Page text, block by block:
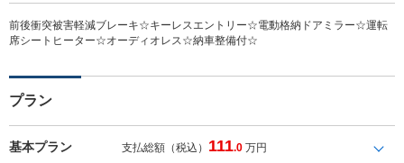
前後衝突被害軽減ブレーキ☆キーレスエントリー☆電動格納ドアミラー☆運転
席シートヒーター☆オーディオレス☆納車整備付☆
プラン
基本プラン 支払総額（税込） 111.0 万円